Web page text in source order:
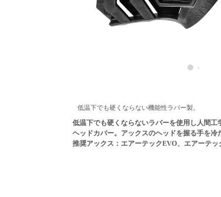
低温下でも硬くならない機能性ラバー製。
関連製品：エアーテックEVO、エアーテックSA
低温下でも硬くならないラバーを使用し人間
ヘッドカバー。アックスのヘッドを握る手を冷
推奨アックス：エアーテックEVO、エアーテッ